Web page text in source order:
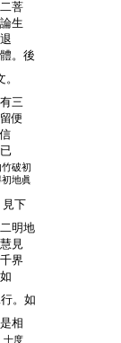
菩
生
。後
三
便
破初
地眞
見下
明地
見
界
。如
相
十度